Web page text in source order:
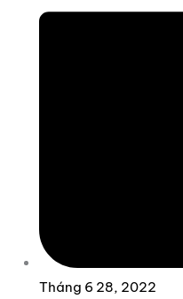
Tháng 6 28, 2022